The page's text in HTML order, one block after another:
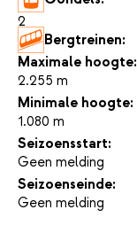
2
Bergtreinen:
-
Maximale hoogte:
2.255 m
Minimale hoogte:
1.080 m
Seizoensstart:
Geen melding
Seizoenseinde:
Geen melding